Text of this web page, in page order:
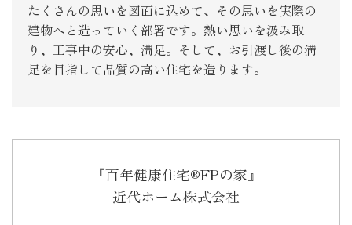
たくさんの思いを図面に込めて、その思いを実際の
建物へと造っていく部署です。熱い思いを汲み取
り、工事中の安心、満足。そして、お引渡し後の満
足を目指して品質の高い住宅を造ります。
『百年健康住宅®FPの家』
近代ホーム株式会社